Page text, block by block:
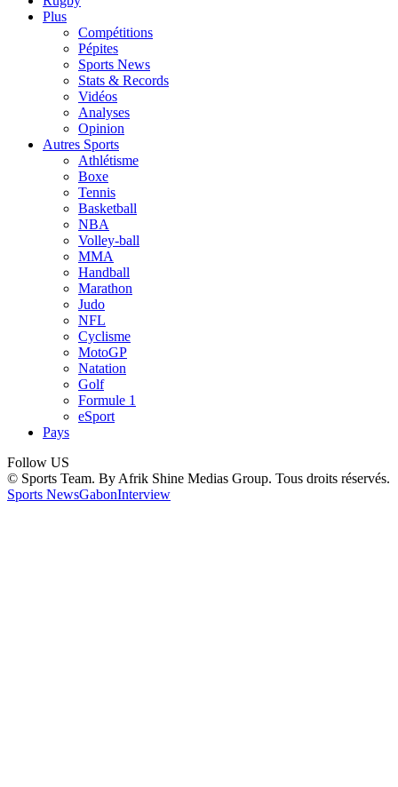
Plus
Compétitions
Pépites
Sports News
Stats & Records
Vidéos
Analyses
Opinion
Autres Sports
Athlétisme
Boxe
Tennis
Basketball
NBA
Volley-ball
MMA
Handball
Marathon
Judo
NFL
Cyclisme
MotoGP
Natation
Golf
Formule 1
eSport
Pays
Follow US
© Sports Team. By Afrik Shine Medias Group. Tous droits réservés.
Sports NewsGabonInterview